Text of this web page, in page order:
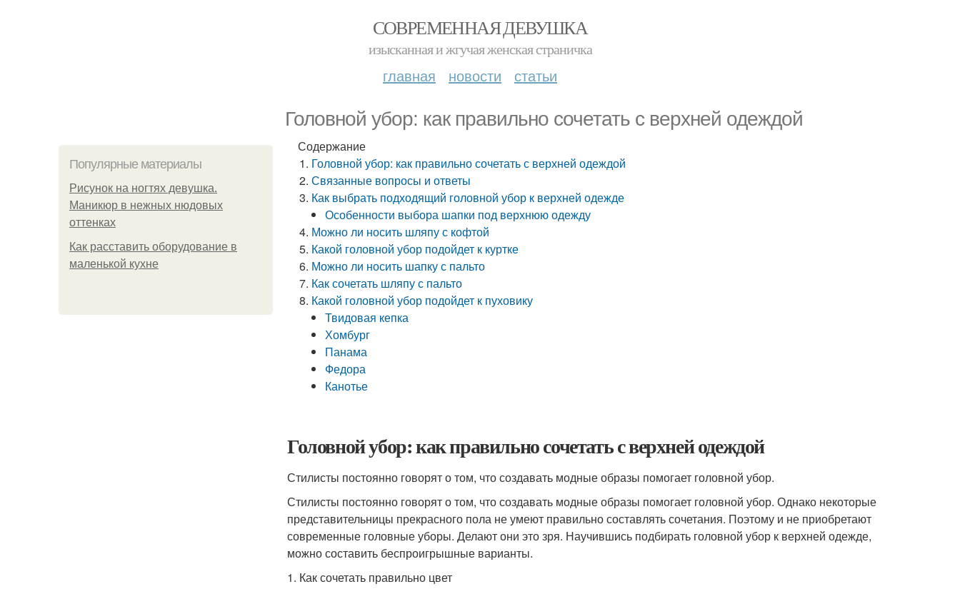
СОВРЕМЕННАЯ ДЕВУШКА
изысканная и жгучая женская страничка
главная новости статьи
Головной убор: как правильно сочетать с верхней одеждой
Популярные материалы
Рисунок на ногтях девушка.
Маникюр в нежных нюдовых
оттенках
Как расставить оборудование в
маленькой кухне
Содержание
Головной убор: как правильно сочетать с верхней одеждой
Связанные вопросы и ответы
Как выбрать подходящий головной убор к верхней одежде
Особенности выбора шапки под верхнюю одежду
Можно ли носить шляпу с кофтой
Какой головной убор подойдет к куртке
Можно ли носить шапку с пальто
Как сочетать шляпу с пальто
Какой головной убор подойдет к пуховику
Твидовая кепка
Хомбург
Панама
Федора
Канотье
Головной убор: как правильно сочетать с верхней одеждой
Стилисты постоянно говорят о том, что создавать модные образы помогает головной убор.
Стилисты постоянно говорят о том, что создавать модные образы помогает головной убор. Однако некоторые
представительницы прекрасного пола не умеют правильно составлять сочетания. Поэтому и не приобретают
современные головные уборы. Делают они это зря. Научившись подбирать головной убор к верхней одежде,
можно составить беспроигрышные варианты.
1. Как сочетать правильно цвет